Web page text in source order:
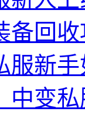
备回
服新
中变